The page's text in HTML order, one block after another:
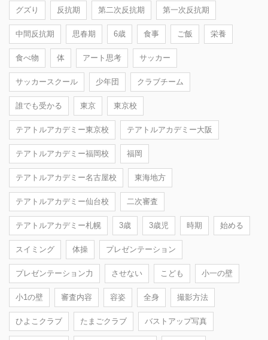
グズり 反抗期 第二次反抗期 第一次反抗期
中間反抗期 思春期 6歳 食事 ご飯 栄養
食べ物 体 アート思考 サッカー
サッカースクール 少年団 クラブチーム
誰でも受かる 東京 東京校
テアトルアカデミー東京校 テアトルアカデミー大阪
テアトルアカデミー福岡校 福岡
テアトルアカデミー名古屋校 東海地方
テアトルアカデミー仙台校 二次審査
テアトルアカデミー札幌 3歳 3歳児 時期 始める
スイミング 体操 プレゼンテーション
プレゼンテーション力 させない こども 小一の壁
小1の壁 審査内容 容姿 全身 撮影方法
ひよこクラブ たまごクラブ バストアップ写真